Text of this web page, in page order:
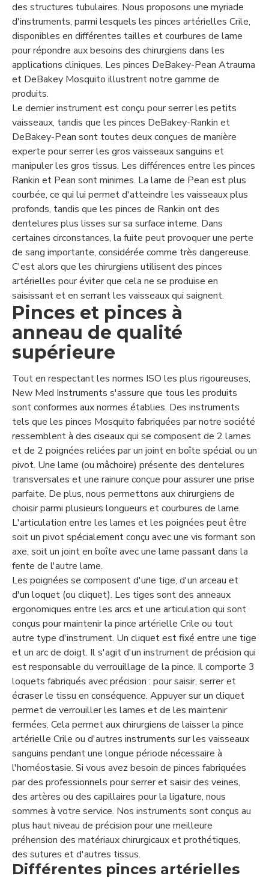
des structures tubulaires. Nous proposons une myriade
d'instruments, parmi lesquels les pinces artérielles Crile,
disponibles en différentes tailles et courbures de lame
pour répondre aux besoins des chirurgiens dans les
applications cliniques. Les pinces DeBakey-Pean Atrauma
et DeBakey Mosquito illustrent notre gamme de
produits.
Le dernier instrument est conçu pour serrer les petits
vaisseaux, tandis que les pinces DeBakey-Rankin et
DeBakey-Pean sont toutes deux conçues de manière
experte pour serrer les gros vaisseaux sanguins et
manipuler les gros tissus. Les différences entre les pinces
Rankin et Pean sont minimes. La lame de Pean est plus
courbée, ce qui lui permet d'atteindre les vaisseaux plus
profonds, tandis que les pinces de Rankin ont des
dentelures plus lisses sur sa surface interne. Dans
certaines circonstances, la fuite peut provoquer une perte
de sang importante, considérée comme très dangereuse.
C'est alors que les chirurgiens utilisent des pinces
artérielles pour éviter que cela ne se produise en
saisissant et en serrant les vaisseaux qui saignent.
Pinces et pinces à
anneau de qualité
supérieure
Tout en respectant les normes ISO les plus rigoureuses,
New Med Instruments s'assure que tous les produits
sont conformes aux normes établies. Des instruments
tels que les pinces Mosquito fabriquées par notre société
ressemblent à des ciseaux qui se composent de 2 lames
et de 2 poignées reliées par un joint en boîte spécial ou un
pivot. Une lame (ou mâchoire) présente des dentelures
transversales et une rainure conçue pour assurer une prise
parfaite. De plus, nous permettons aux chirurgiens de
choisir parmi plusieurs longueurs et courbures de lame.
L'articulation entre les lames et les poignées peut être
soit un pivot spécialement conçu avec une vis formant son
axe, soit un joint en boîte avec une lame passant dans la
fente de l'autre lame.
Les poignées se composent d'une tige, d'un arceau et
d'un loquet (ou cliquet). Les tiges sont des anneaux
ergonomiques entre les arcs et une articulation qui sont
conçus pour maintenir la pince artérielle Crile ou tout
autre type d'instrument. Un cliquet est fixé entre une tige
et un arc de doigt. Il s'agit d'un instrument de précision qui
est responsable du verrouillage de la pince. Il comporte 3
loquets fabriqués avec précision : pour saisir, serrer et
écraser le tissu en conséquence. Appuyer sur un cliquet
permet de verrouiller les lames et de les maintenir
fermées. Cela permet aux chirurgiens de laisser la pince
artérielle Crile ou d'autres instruments sur les vaisseaux
sanguins pendant une longue période nécessaire à
l'homéostasie. Si vous avez besoin de pinces fabriquées
par des professionnels pour serrer et saisir des veines,
des artères ou des capillaires pour la ligature, nous
sommes à votre service. Nos instruments sont conçus au
plus haut niveau de précision pour une meilleure
préhension des matériaux chirurgicaux et prothétiques,
des sutures et d'autres tissus.
Différentes pinces artérielles